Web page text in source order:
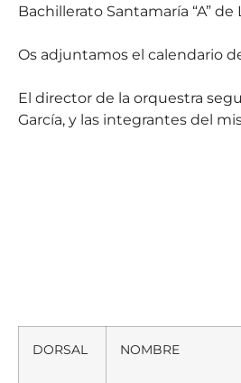
Bachillerato Santamaría “A” de
Os adjuntamos el calendario
El director de la orquestra
García, y las integrantes del
DORSAL NOMBRE